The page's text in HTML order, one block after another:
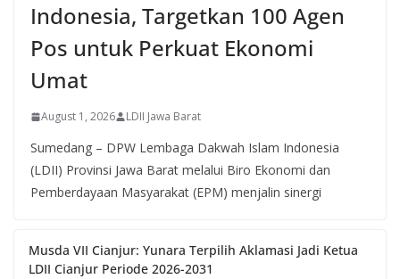
Indonesia, Targetkan 100 Agen
Pos untuk Perkuat Ekonomi
Umat
August 1, 2026 LDII Jawa Barat
Sumedang – DPW Lembaga Dakwah Islam Indonesia
(LDII) Provinsi Jawa Barat melalui Biro Ekonomi dan
Pemberdayaan Masyarakat (EPM) menjalin sinergi
Musda VII Cianjur: Yunara Terpilih Aklamasi Jadi Ketua
LDII Cianjur Periode 2026-2031